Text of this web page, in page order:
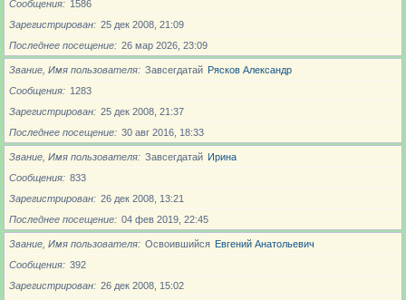
Сообщения
1586
Зарегистрирован
25 дек 2008, 21:09
Последнее посещение
26 мар 2026, 23:09
Звание, Имя пользователя Завсегдатай Рясков Александр
Сообщения
1283
Зарегистрирован
25 дек 2008, 21:37
Последнее посещение
30 авг 2016, 18:33
Звание, Имя пользователя Завсегдатай Ирина
Сообщения
833
Зарегистрирован
26 дек 2008, 13:21
Последнее посещение
04 фев 2019, 22:45
Звание, Имя пользователя Освоившийся Евгений Анатольевич
Сообщения
392
Зарегистрирован
26 дек 2008, 15:02